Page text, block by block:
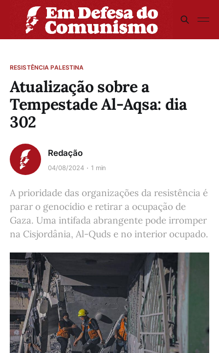
RESISTÊNCIA PALESTINA
Atualização sobre a
Tempestade Al-Aqsa: dia
302
Redação
04/08/2024 1 min
A prioridade das organizações da resistência é
parar o genocídio e retirar a ocupação de
Gaza. Uma intifada abrangente pode irromper
na Cisjordânia, Al-Quds e no interior ocupado.